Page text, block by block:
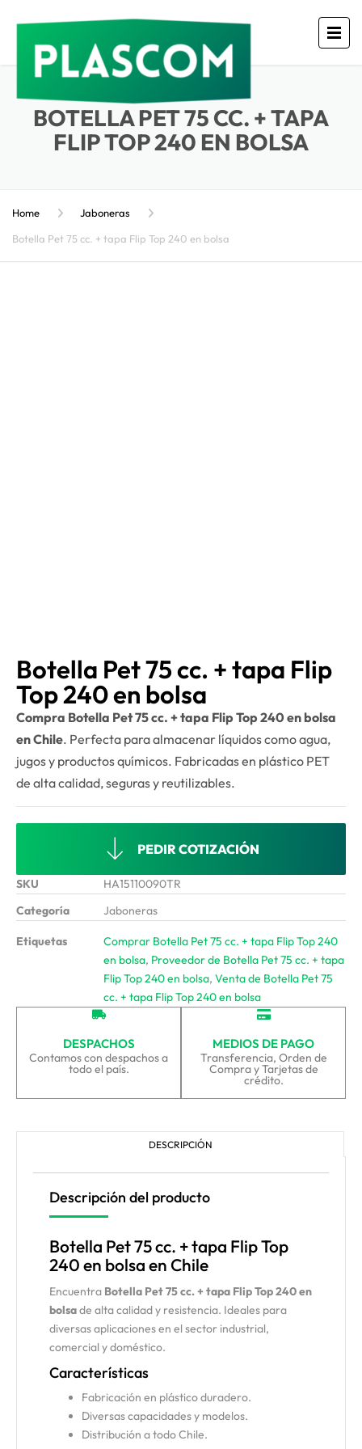
BOTELLA PET 75 CC. + TAPA
FLIP TOP 240 EN BOLSA
Home
Jaboneras
Botella Pet 75 cc. + tapa Flip Top 240 en bolsa
Botella Pet 75 cc. + tapa Flip
Top 240 en bolsa
Compra Botella Pet 75 cc. + tapa Flip Top 240 en bolsa
en Chile. Perfecta para almacenar líquidos como agua,
jugos y productos químicos. Fabricadas en plástico PET
de alta calidad, seguras y reutilizables.
PEDIR COTIZACIÓN
SKU
HA15110090TR
Categoría
Jaboneras
Etiquetas
Comprar Botella Pet 75 cc. + tapa Flip Top 240
en bolsa, Proveedor de Botella Pet 75 cc. + tapa
Flip Top 240 en bolsa, Venta de Botella Pet 75
cc. + tapa Flip Top 240 en bolsa
DESPACHOS
Contamos con despachos a
todo el país.
MEDIOS DE PAGO
Transferencia, Orden de
Compra y Tarjetas de
crédito.
DESCRIPCIÓN
Descripción del producto
Botella Pet 75 cc. + tapa Flip Top
240 en bolsa en Chile
Encuentra Botella Pet 75 cc. + tapa Flip Top 240 en
bolsade alta calidad y resistencia. Ideales para
diversas aplicaciones en el sector industrial,
comercial y doméstico.
Características
Fabricación en plástico duradero.
Diversas capacidades y modelos.
Distribución a todo Chile.